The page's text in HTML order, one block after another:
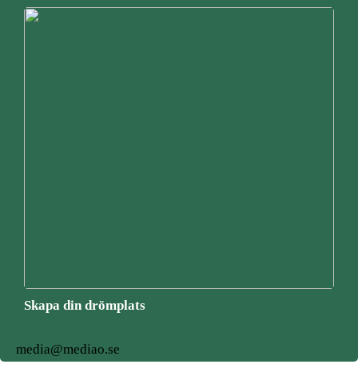
Skapa din drömplats
media@mediao.se